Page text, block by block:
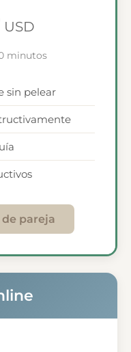
USD
minutos
sin pelear
pareja